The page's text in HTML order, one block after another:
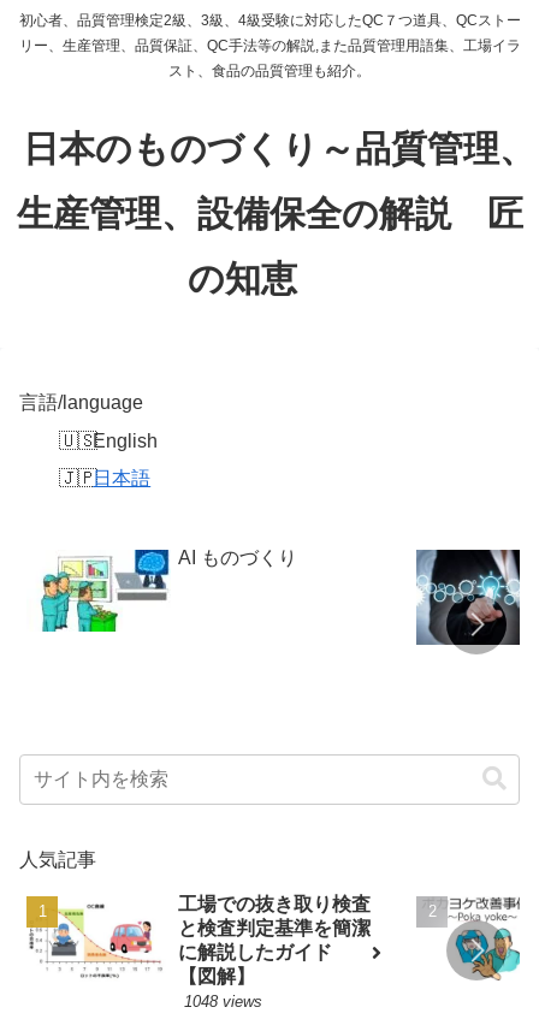
初心者、品質管理検定2級、3級、4級受験に対応したQC７つ道具、QCストー
リー、生産管理、品質保証、QC手法等の解説,また品質管理用語集、工場イラ
スト、食品の品質管理も紹介。
日本のものづくり～品質管理、
生産管理、設備保全の解説 匠
の知恵
言語/language
English
日本語
AI ものづくり
人気記事
工場での抜き取り検査
と検査判定基準を簡潔
に解説したガイド
【図解】
1048 views